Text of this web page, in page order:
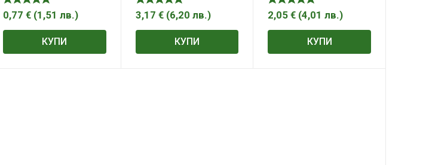
0,77 € (1,51 лв.)
КУПИ
TOPMASTER
3,17 € (6,20 лв.)
КУПИ
2,05€ (4,01лв.)
КУПИ